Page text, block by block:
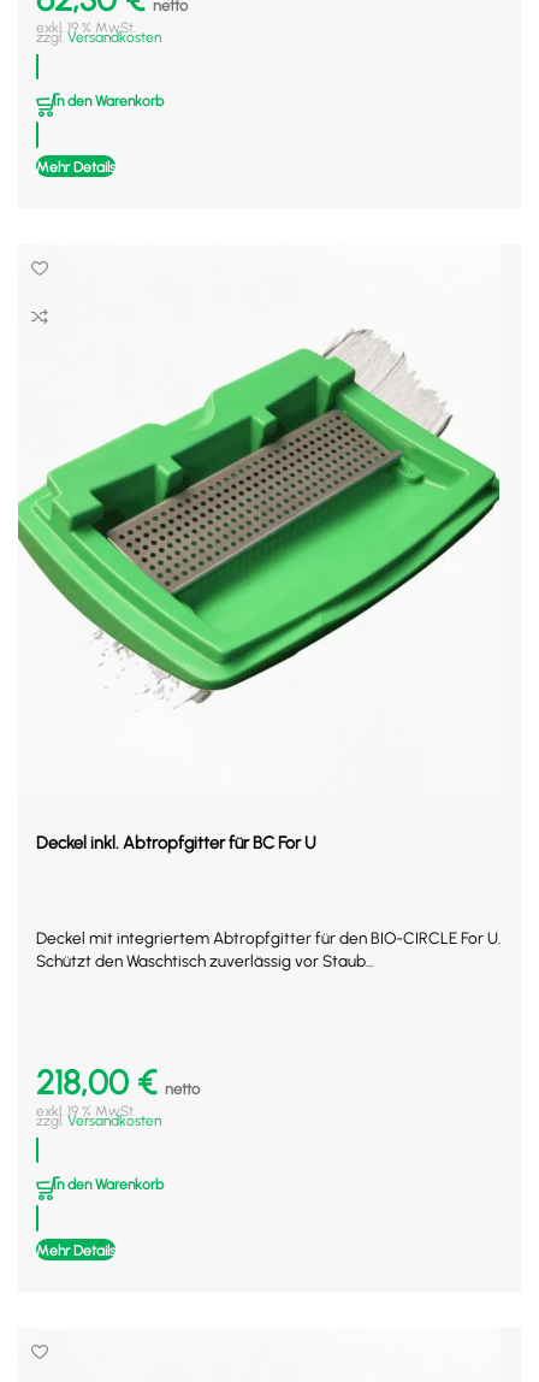
netto
exkl. 19 % MwSt.
zzgl. Versandkosten
In den Warenkorb
Mehr Details
Deckel inkl. Abtropfgitter für BC For U
Deckel mit integriertem Abtropfgitter für den BIO-CIRCLE For U.
Schützt den Waschtisch zuverlässig vor Staub...
218,00 € netto
exkl. 19 % MwSt.
zzgl. Versandkosten
In den Warenkorb
Mehr Details